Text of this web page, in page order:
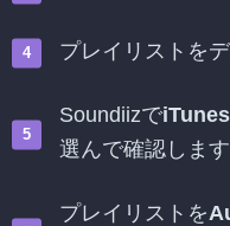
プレイリストを
SoundiizでiTunes
選んで確認します
プレイリストを